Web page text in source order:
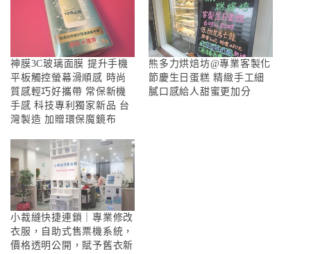
神膜3C玻璃面膜 提升手機
平板觸控螢幕滑順感 時尚
質感輕巧好攜帶 常保新機
手感 科技專利獨家新品 台
灣製造 加贈環保魔鏡布
熊多力烘焙坊@專業客製化
節慶生日蛋糕 精緻手工細
膩口感給人甜蜜更加分
小裁縫快捷連鎖｜專業修改
衣服，自助式售票機系統，
價格透明公開，賦予舊衣新